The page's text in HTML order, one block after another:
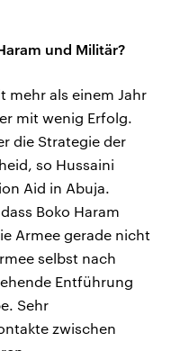
und Militär?
mehr als einem Jahr
mit wenig Erfolg.
die Strategie der
so Hussaini
Aid in Abuja.
Boko Haram
Armee gerade nicht
selbst nach
Entführung
Sehr
zwischen